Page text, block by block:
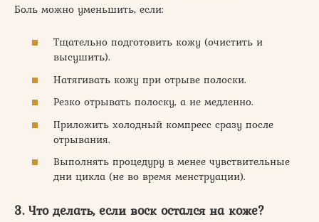
Боль можно уменьшить, если:
Тщательно подготовить кожу (очистить и
высушить).
Натягивать кожу при отрыве полоски.
Резко отрывать полоску, а не медленно.
Приложить холодный компресс сразу после
отрывания.
Выполнять процедуру в менее чувствительные
дни цикла (не во время менструации).
3. Что делать, если воск остался на коже?